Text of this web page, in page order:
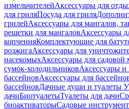
измельчителейАксессуары для
для гриляПосуда для гриля
грилейАксессуары для мангалов,
решетки для мангаловАксессуары
копченияКомплектующие для
розжигаАксессуары для
насекомыхАксессуары для садовой
сумок-холодильниковАксессуары
бассейновАксессуары для
бассейновДачные души и туалеты
дачиБиотуалетыТуалеты для дачи
биоактиваторыСадовые